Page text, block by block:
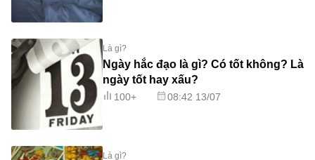
Là gì?
Ngày hắc đạo là gì? Có tốt không? Là
ngày tốt hay xấu?
100+ 08:42 13/07
Là gì?